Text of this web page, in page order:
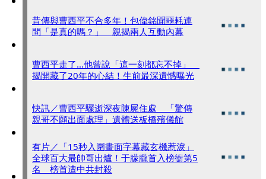
昔傳與曹西平不合多年！包偉銘聞噩耗連
問「是真的嗎？」 親揭兩人互動內幕
曹西平走了…他曾說「這一刻都忘不掉」
揭開藏了20年的心結！生前最深遺憾曝光
快訊／曹西平驟逝深夜陳屍住處 「驚傳
親哥不願出面處理」遺體送板橋殯儀館
有片／「15秒入圍畫面字幕藏玄機惹淚」
全球百大最帥哥出爐！于朦朧首入榜衝第5
名 榜首遭中共封殺